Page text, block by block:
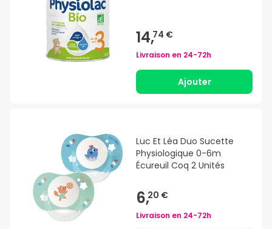
14,74 €
Livraison en 24-72h
Ajouter
Luc Et Léa Duo Sucette
Physiologique 0-6m
Écureuil Coq 2 Unités
6,20 €
Livraison en 24-72h